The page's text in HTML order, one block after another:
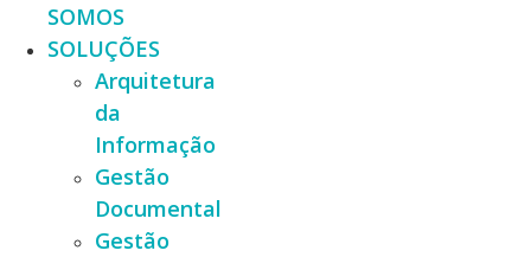
SOMOS
SOLUÇÕES
Arquitetura
da
Informação
Gestão
Documental
Gestão